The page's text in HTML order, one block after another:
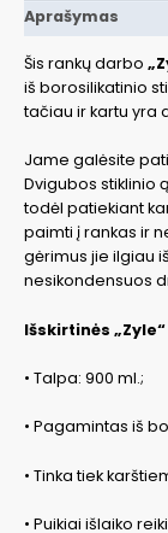
Aprašymas
Šis rankų darbo
iš borosilikatinio
tačiau ir kartu yra
Jame galėsite
Dvigubos stiklinio
todėl patiekiant
paimti į rankas ir
gėrimus jie ilgiau
nesikondensuos
Išskirtinės
• Talpa: 900 ml.;
• Pagamintas iš
• Tinka tiek
• Puikiai išlaiko